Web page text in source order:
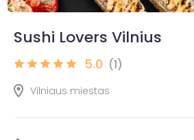
Sushi Lovers Vilnius
5.0 (1)
Vilniaus miestas